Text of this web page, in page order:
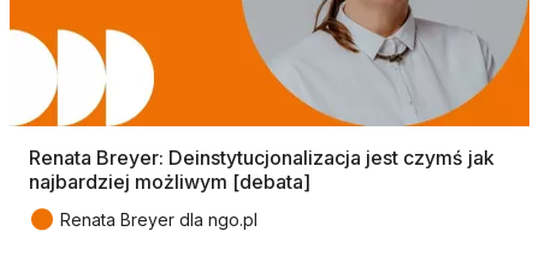
Renata Breyer: Deinstytucjonalizacja jest czymś jak
najbardziej możliwym [debata]
● Renata Breyer dla ngo.pl